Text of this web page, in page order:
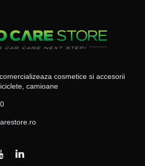
cosmetice si accesorii
camioane